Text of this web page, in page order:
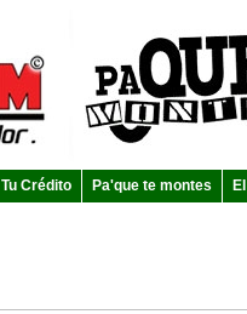
Tu Crédito Pa'que te montes